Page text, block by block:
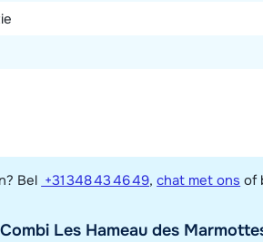
Bel +31 348 43 46 49,chat met ons of
Les Hameau des